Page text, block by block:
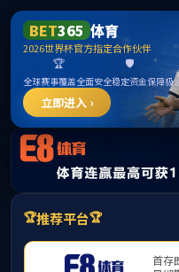
******
英国威廉希尔公
您的IP是：137.175.74.1，